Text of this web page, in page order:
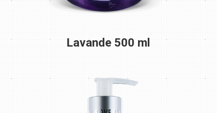
Lavande 500 ml